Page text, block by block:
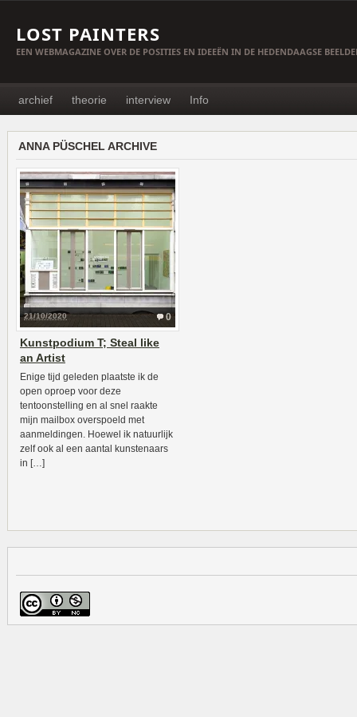
LOST PAINTERS
EEN WEBMAGAZINE OVER DE POSITIES EN IDEEËN IN DE HEDENDAAGSE
archief theorie interview Info
ANNA PÜSCHEL ARCHIVE
0
21/10/2020
Kunstpodium T; Steal like
an Artist
Enige tijd geleden plaatste ik de
open oproep voor deze
tentoonstelling en al snel raakte
mijn mailbox overspoeld met
aanmeldingen. Hoewel ik natuurlijk
zelf ook al een aantal kunstenaars
in […]